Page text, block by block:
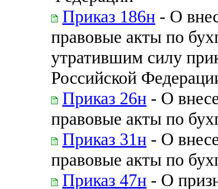
Приказ 186н - О
правовые акты по
утратившим силу
Российской
Приказ 26н - О
правовые акты по
Приказ 31н - О
правовые акты по
Приказ 47н - О